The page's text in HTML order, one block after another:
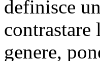
definisce
genere,